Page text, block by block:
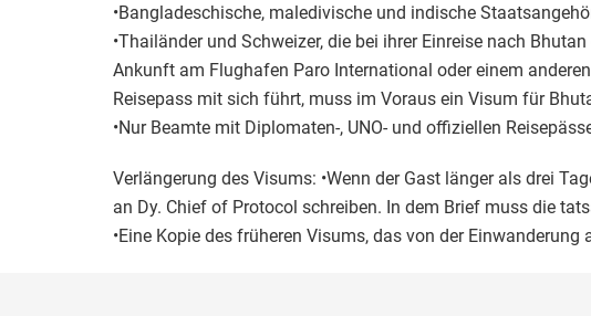
•Bangladeschische, maledivische und indische
•Thailänder und Schweizer, die bei ihrer Einreise nach
Ankunft am Flughafen Paro International oder einem
Reisepass mit sich führt, muss im Voraus ein Visum für
•Nur Beamte mit Diplomaten-, UNO- und offiziellen
Verlängerung des Visums: •Wenn der Gast länger als drei
an Dy. Chief of Protocol schreiben. In dem Brief muss die
•Eine Kopie des früheren Visums, das von der